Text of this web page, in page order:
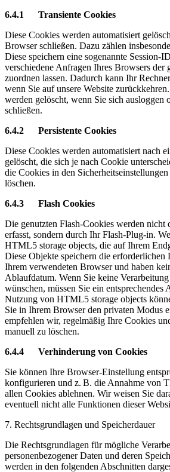
6.4.1 Transiente Cookies
Diese Cookies werden automatisiert
Browser schließen. Dazu zählen
Diese speichern eine sogenannte Session-
verschiedene Anfragen Ihres Browsers der
zuordnen lassen. Dadurch kann Ihr
wenn Sie auf unsere Website
werden gelöscht, wenn Sie sich ausloggen
schließen.
6.4.2 Persistente Cookies
Diese Cookies werden automatisiert nach
gelöscht, die sich je nach Cookie
die Cookies in den
löschen.
6.4.3 Flash Cookies
Die genutzten Flash-Cookies werden nicht
erfasst, sondern durch Ihr Flash-Plug-in.
HTML5 storage objects, die auf Ihrem
Diese Objekte speichern die erforderlichen
Ihrem verwendeten Browser und haben
Ablaufdatum. Wenn Sie keine
wünschen, müssen Sie ein
Nutzung von HTML5 storage objects
Sie in Ihrem Browser den privaten Modus
empfehlen wir, regelmäßig Ihre Cookies
manuell zu löschen.
6.4.4 Verhinderung von Cookies
Sie können Ihre Browser-Einstellung
konfigurieren und z. B. die Annahme von
allen Cookies ablehnen. Wir weisen Sie
eventuell nicht alle Funktionen dieser
7. Rechtsgrundlagen und Speicherdauer
Die Rechtsgrundlagen für mögliche
personenbezogener Daten und deren
werden in den folgenden Abschnitten